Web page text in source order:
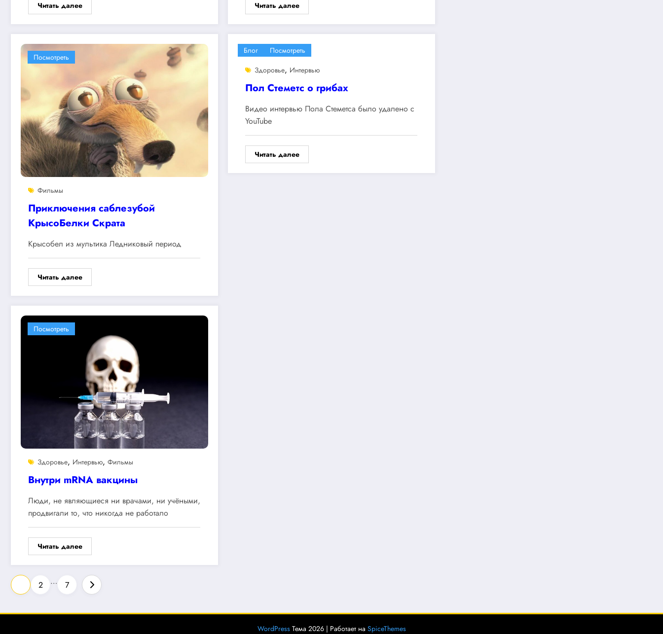
Читать далее Читать далее
Посмотреть
Фильмы
Приключения саблезубой
КрысоБелки Скрата
Крысобел из мультика Ледниковый период
Читать далее
Блог
Посмотреть
Здоровье, Интервью
Пол Стеметс о грибах
Видео интервью Пола Стеметса было удалено с
YouTube
Читать далее
Посмотреть
Здоровье, Интервью, Фильмы
Внутри mRNA вакцины
Люди, не являющиеся ни врачами, ни учёными,
продвигали то, что никогда не работало
Читать далее
Пагинация
записей
2 … 7
WordPressТема 2026 | Работает на SpiceThemes